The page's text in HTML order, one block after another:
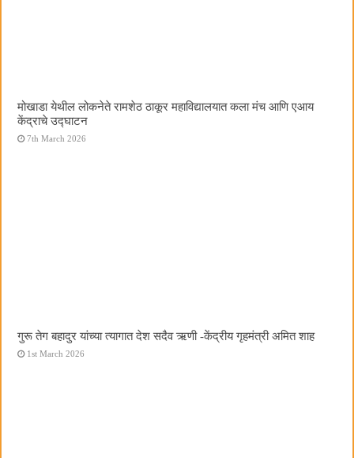
मोखाडा येथील लोकनेते रामशेठ ठाकूर महाविद्यालयात कला मंच आणि एआय
केंद्राचे उद्घाटन
7th March 2026
गुरू तेग बहादुर यांच्या त्यागात देश सदैव ऋणी -केंद्रीय गृहमंत्री अमित शाह
1st March 2026